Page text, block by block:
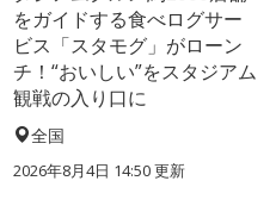
をガイドする食べログサー
ビス「スタモグ」がローン
チ！“おいしい”をスタジアム
観戦の入り口に
全国
2026年8月4日 14:50更新